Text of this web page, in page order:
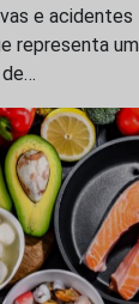
e
representa